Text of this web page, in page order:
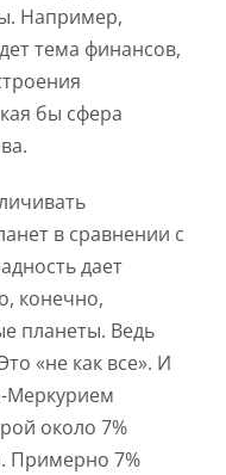
Например,
тема финансов,
бы сфера
в сравнении с
дает
конечно,
планеты. Ведь
«не как все». И
Меркурием
около 7%
Примерно 7%